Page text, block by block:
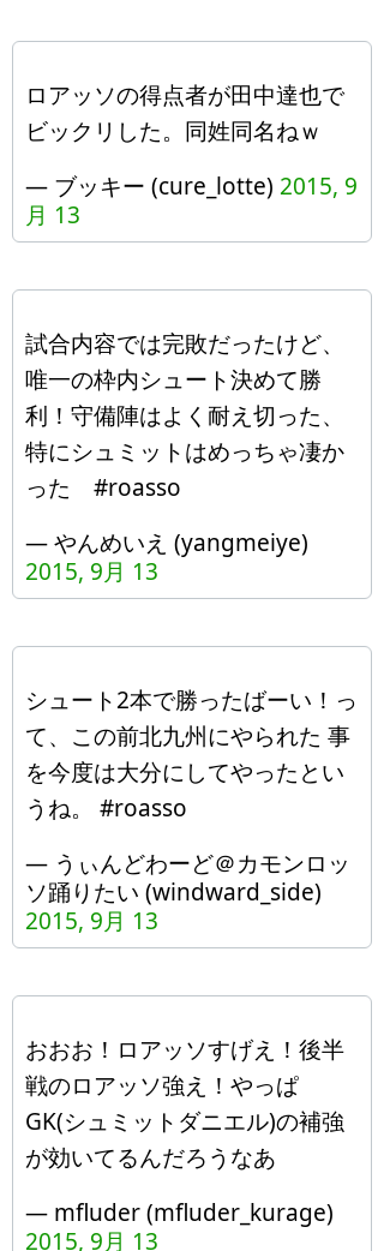
ロアッソの得点者が田中達也で
ビックリした。同姓同名ねｗ
— ブッキー (cure_lotte) 2015, 9
月 13
試合内容では完敗だったけど、
唯一の枠内シュート決めて勝
利！守備陣はよく耐え切った、
特にシュミットはめっちゃ凄か
った #roasso
— やんめいえ (yangmeiye)
2015, 9月 13
シュート2本で勝ったばーい！っ
て、この前北九州にやられた 事
を今度は大分にしてやったとい
うね。 #roasso
— うぃんどわーど＠カモンロッ
ソ踊りたい (windward_side)
2015, 9月 13
おおお！ロアッソすげえ！後半
戦のロアッソ強え！やっぱ
GK(シュミットダニエル)の補強
が効いてるんだろうなあ
— mfluder (mfluder_kurage)
2015, 9月 13